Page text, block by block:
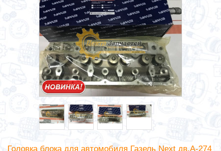
Головка блока для автомобиля Газель Next дв.А-274